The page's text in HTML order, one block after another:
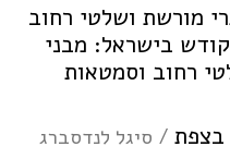
מורשת ושלטי רחוב
בישראל: מבני
רחוב וסמטאות
בצפת / סיגל לנדסברג